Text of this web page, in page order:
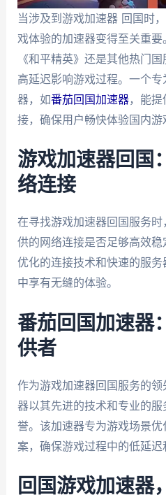
当涉及到游戏加速器 回国时
戏体验的加速器变得至关重要
《和平精英》还是其他热门
高延迟影响游戏过程。一个
器，如番茄回国加速器，能提
接，确保用户畅快体验国内游
游戏加速器回国
络连接
在寻找游戏加速器回国服务
供的网络连接是否足够高效
优化的连接技术和快速的服
中享有无缝的体验。
番茄回国加速器
供者
作为游戏加速器回国服务的
器以其先进的技术和专业的
誉。该加速器专为游戏场景
案，确保游戏过程中的低延迟
回国游戏加速器